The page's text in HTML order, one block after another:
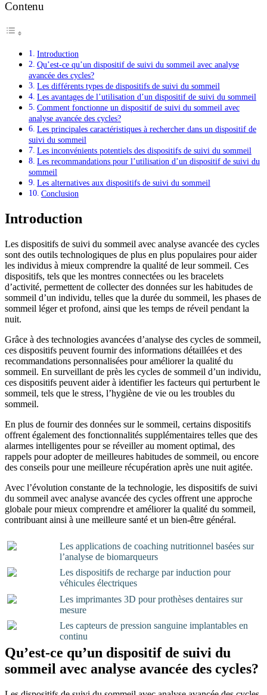
Contenu
Introduction
Qu’est-ce qu’un dispositif de suivi du sommeil avec analyse
avancée des cycles?
Les différents types de dispositifs de suivi du sommeil
Les avantages de l’utilisation d’un dispositif de suivi du sommeil
Comment fonctionne un dispositif de suivi du sommeil avec
analyse avancée des cycles?
Les principales caractéristiques à rechercher dans un dispositif de
suivi du sommeil
Les inconvénients potentiels des dispositifs de suivi du sommeil
Les recommandations pour l’utilisation d’un dispositif de suivi du
sommeil
Les alternatives aux dispositifs de suivi du sommeil
Conclusion
Introduction
Les dispositifs de suivi du sommeil avec analyse avancée des cycles
sont des outils technologiques de plus en plus populaires pour aider
les individus à mieux comprendre la qualité de leur sommeil. Ces
dispositifs, tels que les montres connectées ou les bracelets
d’activité, permettent de collecter des données sur les habitudes de
sommeil d’un individu, telles que la durée du sommeil, les phases de
sommeil léger et profond, ainsi que les temps de réveil pendant la
nuit.
Grâce à des technologies avancées d’analyse des cycles de sommeil,
ces dispositifs peuvent fournir des informations détaillées et des
recommandations personnalisées pour améliorer la qualité du
sommeil. En surveillant de près les cycles de sommeil d’un individu,
ces dispositifs peuvent aider à identifier les facteurs qui perturbent le
sommeil, tels que le stress, l’hygiène de vie ou les troubles du
sommeil.
En plus de fournir des données sur le sommeil, certains dispositifs
offrent également des fonctionnalités supplémentaires telles que des
alarmes intelligentes pour se réveiller au moment optimal, des
rappels pour adopter de meilleures habitudes de sommeil, ou encore
des conseils pour une meilleure récupération après une nuit agitée.
Avec l’évolution constante de la technologie, les dispositifs de suivi
du sommeil avec analyse avancée des cycles offrent une approche
globale pour mieux comprendre et améliorer la qualité du sommeil,
contribuant ainsi à une meilleure santé et un bien-être général.
Les applications de coaching nutritionnel basées sur
l’analyse de biomarqueurs
Les dispositifs de recharge par induction pour
véhicules électriques
Les imprimantes 3D pour prothèses dentaires sur
mesure
Les capteurs de pression sanguine implantables en
continu
Qu’est-ce qu’un dispositif de suivi du
sommeil avec analyse avancée des cycles?